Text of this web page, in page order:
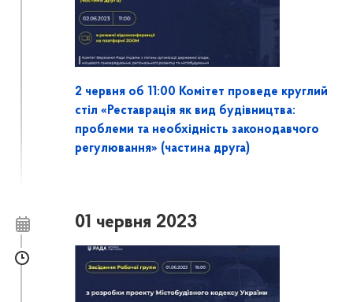
2 червня об 11:00 Комітет проведе круглий
стіл «Реставрація як вид будівництва:
проблеми та необхідність законодавчого
регулювання» (частина друга)
01 червня 2023